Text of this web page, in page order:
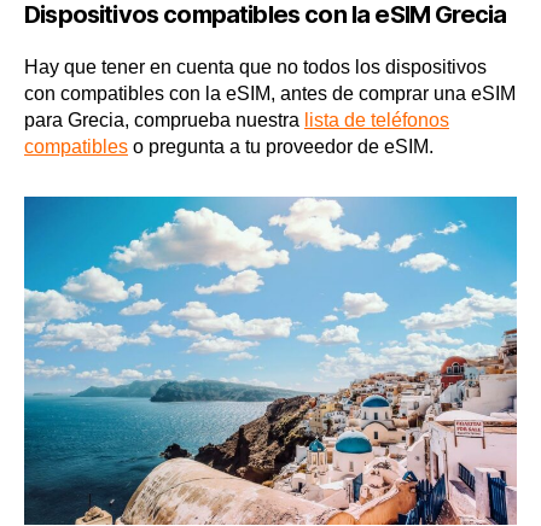
Dispositivos compatibles con la eSIM Grecia
Hay que tener en cuenta que no todos los dispositivos
con compatibles con la eSIM, antes de comprar una eSIM
para Grecia, comprueba nuestra lista de teléfonos
compatibles o pregunta a tu proveedor de eSIM.